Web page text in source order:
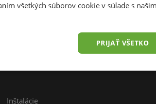
Konzultácia zdarma
Inštalácie
všetkých súborov cookie v súlade s
PRIJAŤ VŠETKO